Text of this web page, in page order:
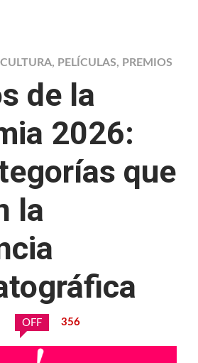
CULTURA, PELÍCULAS, PREMIOS
de la
2026:
que
la
OFF 356